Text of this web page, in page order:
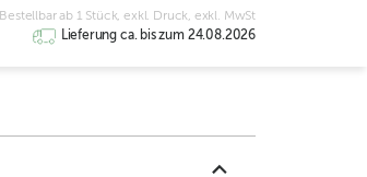
Bestellbar ab 1 Stück, exkl. Druck, exkl. MwSt
Lieferung ca. bis zum 24.08.2026